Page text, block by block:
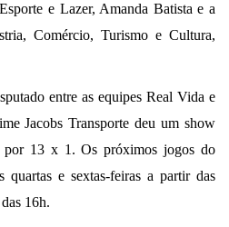
e Lazer, Amanda Batista e a
Comércio, Turismo e Cultura,
entre as equipes Real Vida e
Jacobs Transporte deu um show
por 13 x 1. Os próximos jogos do
quartas e sextas-feiras a partir das
16h.